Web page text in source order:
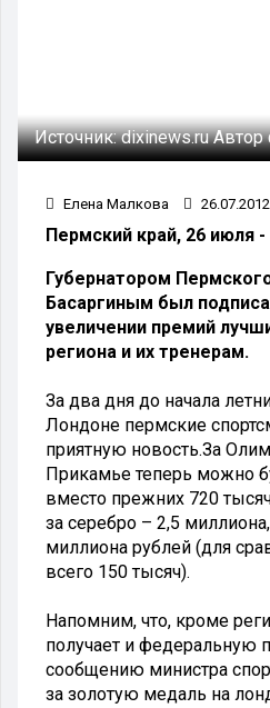
Источник:dixinews.ruАвтор
Елена Малкова
Пермский край, 26 июля -
Губернатором
Басаргиным был
увеличении премий
региона и их тренерам.
За два дня до начала
Лондоне пермские
приятную новость.За
Прикамье теперь можно
вместо прежних 720
за серебро – 2,5
миллиона рублей (для
всего 150 тысяч).
Напомним, что, кроме
получает и федеральную
сообщению министра
за золотую медаль на